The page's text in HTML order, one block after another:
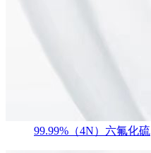
99.99%（4N）六氟化硫